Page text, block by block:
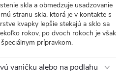
skla a obmedzuje usadzovanie
stranu skla, ktorá je v kontakte s
kvapky lepšie stekajú a sklo sa
rokov, po dvoch rokoch je však
prípravkom.
vaničku alebo na podlahu